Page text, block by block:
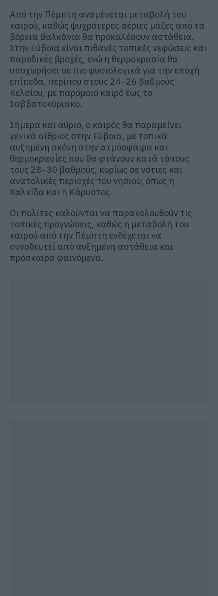
Από την Πέμπτη αναμένεται μεταβολή του
καιρού, καθώς ψυχρότερες αέριες μάζες από τα
βόρεια Βαλκάνια θα προκαλέσουν αστάθεια.
Στην Εύβοια είναι πιθανές τοπικές νεφώσεις και
παροδικές βροχές, ενώ η θερμοκρασία θα
υποχωρήσει σε πιο φυσιολογικά για την εποχή
επίπεδα, περίπου στους 24–26 βαθμούς
Κελσίου, με παρόμοιο καιρό έως το
Σαββατοκύριακο.
Σήμερα και αύριο, ο καιρός θα παραμείνει
γενικά αίθριος στην Εύβοια, με τοπικά
αυξημένη σκόνη στην ατμόσφαιρα και
θερμοκρασίες που θα φτάνουν κατά τόπους
τους 28–30 βαθμούς, κυρίως σε νότιες και
ανατολικές περιοχές του νησιού, όπως η
Χαλκίδα και η Κάρυστος.
Οι πολίτες καλούνται να παρακολουθούν τις
τοπικές προγνώσεις, καθώς η μεταβολή του
καιρού από την Πέμπτη ενδέχεται να
συνοδευτεί από αυξημένη αστάθεια και
πρόσκαιρα φαινόμενα.